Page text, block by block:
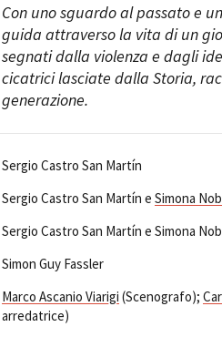
Con uno sguardo al passato e
guida attraverso la vita di un
segnati dalla violenza e dagli
cicatrici lasciate dalla Storia,
generazione.
Sergio Castro San Martín
Sergio Castro San Martín e Simona
Sergio Castro San Martín e Simona
Simon Guy Fassler
Marco Ascanio Viarigi (Scenografo);
arredatrice)